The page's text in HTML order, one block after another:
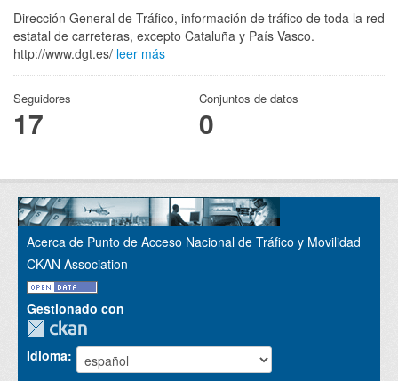
Dirección General de Tráfico, información de tráfico de toda la red
estatal de carreteras, excepto Cataluña y País Vasco.
http://www.dgt.es/ leer más
Seguidores
17
Conjuntos de datos
0
Acerca de Punto de Acceso Nacional de Tráfico y Movilidad
CKAN Association
Gestionado con
Idioma